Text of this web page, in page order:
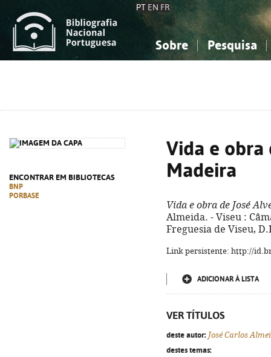
PT EN FR
Sobre Pesquisa
ENCONTRAR EM BIBLIOTECAS
BNP
PORBASE
Vida e obra
Madeira
Vida e obra de José
Almeida. - Viseu :
Freguesia de Viseu,
Link persistente: http://
ADICIONAR À LISTA
VER TÍTULOS
deste autor: José Carlos
destes temas: